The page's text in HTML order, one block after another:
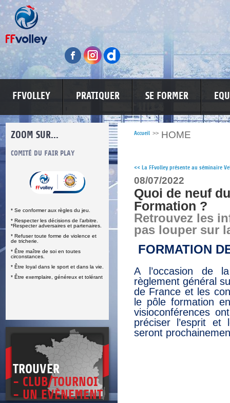
FFVOLLEY PRATIQUER SE FORMER
ZOOM SUR...
COMITÉ DU FAIR PLAY
* Se conformer aux règles du jeu.
* Respecter les décisions de l’arbitre.
*Respecter adversaires et partenaires.
* Refuser toute forme de violence et
de tricherie.
* Être maître de soi en toutes
circonstances.
* Être loyal dans le sport et dans la vie.
* Être exemplaire, généreux et tolérant
LUTTE CONTRE LES VIOLENCES
TROUVER
- CLUB/TOURNOI
- UN EVÈNEMENT
Accueil >> HOME
<< La FFvolley présente au séminaire
08/07/2022
Quoi de neuf
Formation ?
Retrouvez les
pas louper sur
FORMATION
A l’occasion de
règlement général
de France et les
le pôle formation
visioconférences
préciser l’esprit et
seront